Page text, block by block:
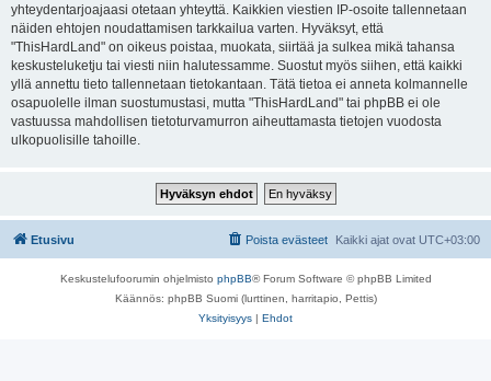
yhteydentarjoajaasi otetaan yhteyttä. Kaikkien viestien IP-osoite tallennetaan
näiden ehtojen noudattamisen tarkkailua varten. Hyväksyt, että
"ThisHardLand" on oikeus poistaa, muokata, siirtää ja sulkea mikä tahansa
keskusteluketju tai viesti niin halutessamme. Suostut myös siihen, että kaikki
yllä annettu tieto tallennetaan tietokantaan. Tätä tietoa ei anneta kolmannelle
osapuolelle ilman suostumustasi, mutta "ThisHardLand" tai phpBB ei ole
vastuussa mahdollisen tietoturvamurron aiheuttamasta tietojen vuodosta
ulkopuolisille tahoille.
Etusivu Kaikki ajat ovat UTC+03:00
Poista evästeet
Keskustelufoorumin ohjelmisto phpBB® Forum Software © phpBB Limited
Käännös: phpBB Suomi (lurttinen, harritapio, Pettis)
Yksityisyys | Ehdot